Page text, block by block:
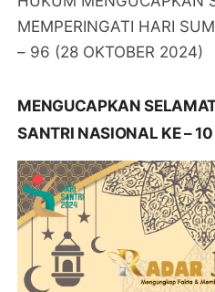
MEMPERINGATI HARI
– 96 (28 OKTOBER 2024)
MENGUCAPKAN
SANTRI NASIONAL KE –